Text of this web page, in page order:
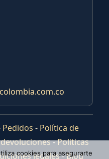
Pedidos - Política de
-Politicas
legales-Blog
cookies para asegurarte